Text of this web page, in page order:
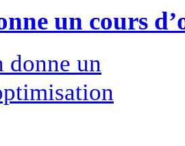
un cours